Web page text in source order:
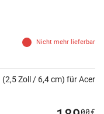
Nicht mehr lieferbar
Zoll / 6,4 cm) für Acer
00€